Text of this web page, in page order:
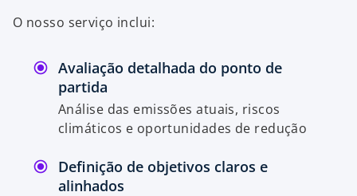
O nosso serviço inclui:
Avaliação detalhada do ponto de
partida
Análise das emissões atuais, riscos
climáticos e oportunidades de redução
Definição de objetivos claros e
alinhados